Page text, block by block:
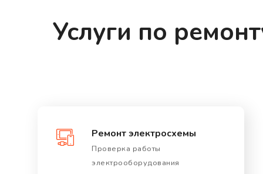
Услуги по
Ремонт электросхемы
Проверка работы
электрооборудования